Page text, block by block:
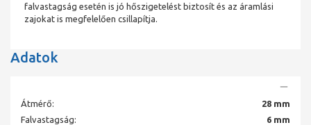
falvastagság esetén is jó hőszigetelést biztosít és az áramlási
zajokat is megfelelően csillapítja.
Adatok
Átmérő:
28 mm
Falvastagság:
6 mm